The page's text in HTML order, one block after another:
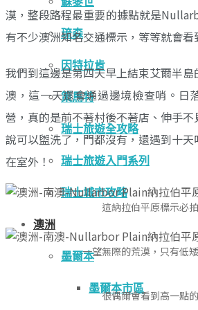
琉森
因特拉肯
策馬特
瑞士旅遊全攻略
瑞士旅遊入門系列
瑞士城市攻略
澳洲
墨爾本
墨爾本市區
漠，整段路程最重要的據點就是
有不少澳洲知名交通標示，等等就會看
我們到這邊是第四天早上結束艾爾半
澳，這一天還會通過邊境檢查哨。日
營，真的是前不著村後不著店、伸手
說可以盥洗了，門都沒有，還遇到十
在室外！
這納拉伯平原標示必拍
一望無際的荒漠，只有低
很偶爾會看到高一點